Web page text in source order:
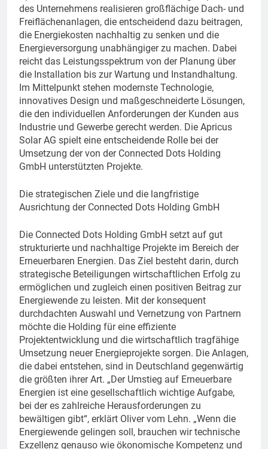
des Unternehmens realisieren großflächige Dach- und
Freiflächenanlagen, die entscheidend dazu beitragen,
die Energiekosten nachhaltig zu senken und die
Energieversorgung unabhängiger zu machen. Dabei
reicht das Leistungsspektrum von der Planung über
die Installation bis zur Wartung und Instandhaltung.
Im Mittelpunkt stehen modernste Technologie,
innovatives Design und maßgeschneiderte Lösungen,
die den individuellen Anforderungen der Kunden aus
Industrie und Gewerbe gerecht werden. Die Apricus
Solar AG spielt eine entscheidende Rolle bei der
Umsetzung der von der Connected Dots Holding
GmbH unterstützten Projekte.
Die strategischen Ziele und die langfristige
Ausrichtung der Connected Dots Holding GmbH
Die Connected Dots Holding GmbH setzt auf gut
strukturierte und nachhaltige Projekte im Bereich der
Erneuerbaren Energien. Das Ziel besteht darin, durch
strategische Beteiligungen wirtschaftlichen Erfolg zu
ermöglichen und zugleich einen positiven Beitrag zur
Energiewende zu leisten. Mit der konsequent
durchdachten Auswahl und Vernetzung von Partnern
möchte die Holding für eine effiziente
Projektentwicklung und die wirtschaftlich tragfähige
Umsetzung neuer Energieprojekte sorgen. Die Anlagen,
die dabei entstehen, sind in Deutschland gegenwärtig
die größten ihrer Art. „Der Umstieg auf Erneuerbare
Energien ist eine gesellschaftlich wichtige Aufgabe,
bei der es zahlreiche Herausforderungen zu
bewältigen gibt“, erklärt Oliver vom Lehn. „Wenn die
Energiewende gelingen soll, brauchen wir technische
Exzellenz genauso wie ökonomische Kompetenz und